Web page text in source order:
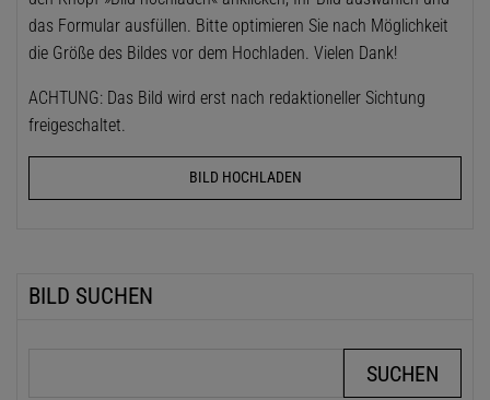
das Formular ausfüllen. Bitte optimieren Sie nach Möglichkeit
die Größe des Bildes vor dem Hochladen. Vielen Dank!
ACHTUNG: Das Bild wird erst nach redaktioneller Sichtung
freigeschaltet.
BILD HOCHLADEN
BILD SUCHEN